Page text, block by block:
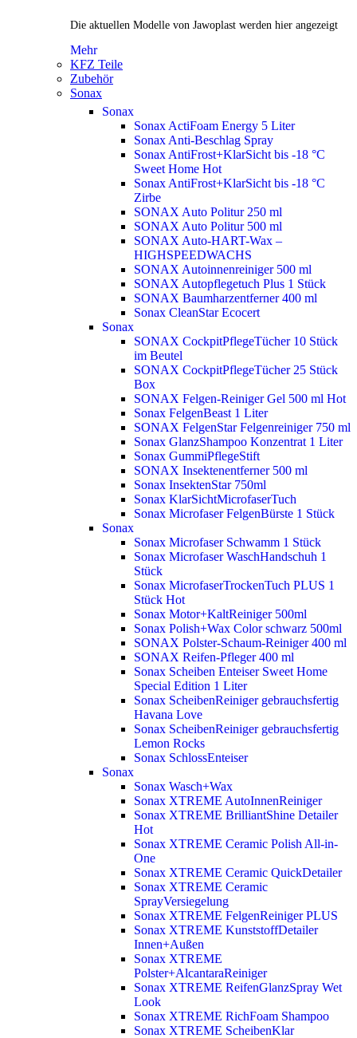
Die aktuellen Modelle von Jawoplast werden hier angezeigt
Mehr
KFZ Teile
Zubehör
Sonax
Sonax
Sonax ActiFoam Energy 5 Liter
Sonax Anti-Beschlag Spray
Sonax AntiFrost+KlarSicht bis -18 °C
Sweet Home Hot
Sonax AntiFrost+KlarSicht bis -18 °C
Zirbe
SONAX Auto Politur 250 ml
SONAX Auto Politur 500 ml
SONAX Auto-HART-Wax –
HIGHSPEEDWACHS
SONAX Autoinnenreiniger 500 ml
SONAX Autopflegetuch Plus 1 Stück
SONAX Baumharzentferner 400 ml
Sonax CleanStar Ecocert
Sonax
SONAX CockpitPflegeTücher 10 Stück
im Beutel
SONAX CockpitPflegeTücher 25 Stück
Box
SONAX Felgen-Reiniger Gel 500 ml Hot
Sonax FelgenBeast 1 Liter
SONAX FelgenStar Felgenreiniger 750 ml
Sonax GlanzShampoo Konzentrat 1 Liter
Sonax GummiPflegeStift
SONAX Insektenentferner 500 ml
Sonax InsektenStar 750ml
Sonax KlarSichtMicrofaserTuch
Sonax Microfaser FelgenBürste 1 Stück
Sonax
Sonax Microfaser Schwamm 1 Stück
Sonax Microfaser WaschHandschuh 1
Stück
Sonax MicrofaserTrockenTuch PLUS 1
Stück Hot
Sonax Motor+KaltReiniger 500ml
Sonax Polish+Wax Color schwarz 500ml
SONAX Polster-Schaum-Reiniger 400 ml
SONAX Reifen-Pfleger 400 ml
Sonax Scheiben Enteiser Sweet Home
Special Edition 1 Liter
Sonax ScheibenReiniger gebrauchsfertig
Havana Love
Sonax ScheibenReiniger gebrauchsfertig
Lemon Rocks
Sonax SchlossEnteiser
Sonax
Sonax Wasch+Wax
Sonax XTREME AutoInnenReiniger
Sonax XTREME BrilliantShine Detailer
Hot
Sonax XTREME Ceramic Polish All-in-
One
Sonax XTREME Ceramic QuickDetailer
Sonax XTREME Ceramic
SprayVersiegelung
Sonax XTREME FelgenReiniger PLUS
Sonax XTREME KunststoffDetailer
Innen+Außen
Sonax XTREME
Polster+AlcantaraReiniger
Sonax XTREME ReifenGlanzSpray Wet
Look
Sonax XTREME RichFoam Shampoo
Sonax XTREME ScheibenKlar